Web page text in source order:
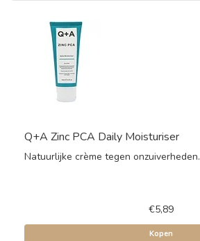
Q+A Zinc PCA Daily Moisturiser
Natuurlijke crème tegen onzuiverheden.
€5,89
Kopen